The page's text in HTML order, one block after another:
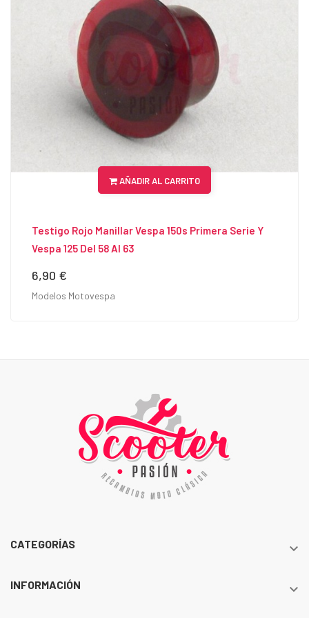
AÑADIR AL CARRITO
Testigo Rojo Manillar Vespa 150s Primera Serie Y
Vespa 125 Del 58 Al 63
Precio
6,90 €
Modelos Motovespa
CATEGORÍAS 
INFORMACIÓN 